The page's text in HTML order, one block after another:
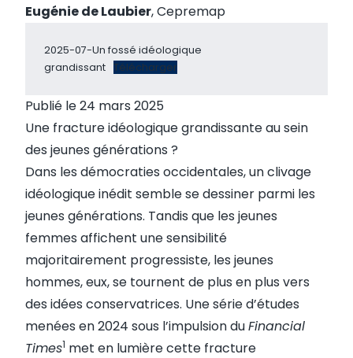
Eugénie de Laubier, Cepremap
2025-07-Un fossé idéologique
grandissant Télécharger
Publié le 24 mars 2025
Une fracture idéologique grandissante au sein
des jeunes générations ?
Dans les démocraties occidentales, un clivage
idéologique inédit semble se dessiner parmi les
jeunes générations. Tandis que les jeunes
femmes affichent une sensibilité
majoritairement progressiste, les jeunes
hommes, eux, se tournent de plus en plus vers
des idées conservatrices. Une série d’études
menées en 2024 sous l’impulsion duFinancial
Times1 met en lumière cette fracture